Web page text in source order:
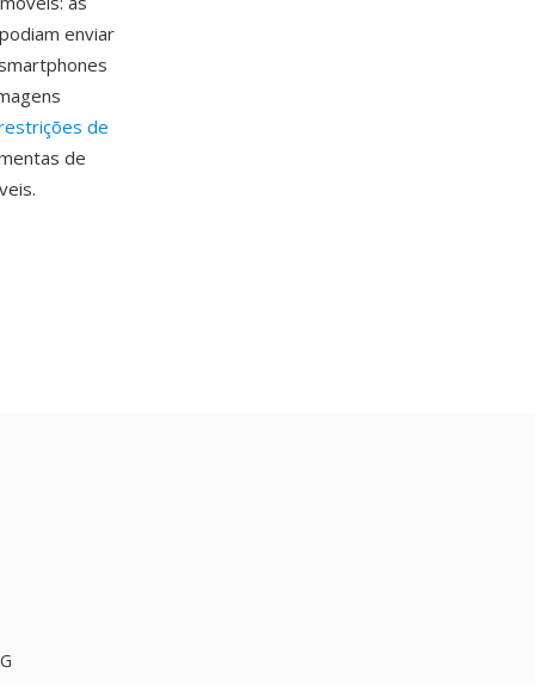
enviar
de
de